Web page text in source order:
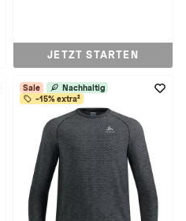
JETZT STARTEN
Sale
Nachhaltig
-15% extra²